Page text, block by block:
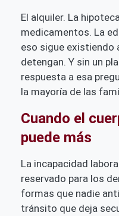
El alquiler. La
medicamentos. La
eso sigue existiendo
detengan. Y sin un
respuesta a esa
la mayoría de las
Cuando el
puede más
La incapacidad
reservado para los
formas que nadie
tránsito que deja